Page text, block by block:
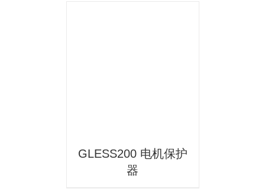
GLESS200 电机保护
器